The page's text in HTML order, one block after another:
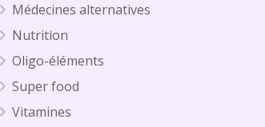
Médecines alternatives
Nutrition
Oligo-éléments
Super food
Vitamines